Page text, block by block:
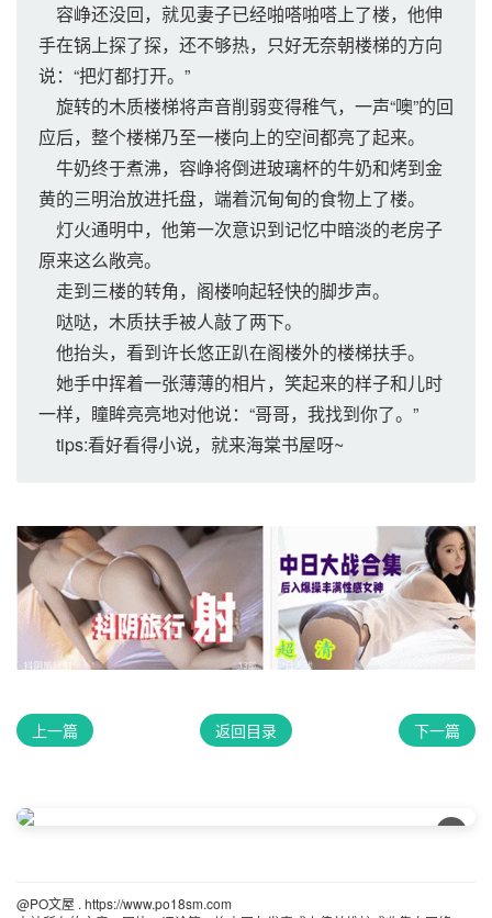
容峥还没回，就见妻子已经啪嗒啪嗒上了楼，他伸
手在锅上探了探，还不够热，只好无奈朝楼梯的方向
说：“把灯都打开。”
旋转的木质楼梯将声音削弱变得稚气，一声“噢”的回
应后，整个楼梯乃至一楼向上的空间都亮了起来。
牛奶终于煮沸，容峥将倒进玻璃杯的牛奶和烤到金
黄的三明治放进托盘，端着沉甸甸的食物上了楼。
灯火通明中，他第一次意识到记忆中暗淡的老房子
原来这么敞亮。
走到三楼的转角，阁楼响起轻快的脚步声。
哒哒，木质扶手被人敲了两下。
他抬头，看到许长悠正趴在阁楼外的楼梯扶手。
她手中挥着一张薄薄的相片，笑起来的样子和儿时
一样，瞳眸亮亮地对他说：“哥哥，我找到你了。”
tips:看好看得小说，就来海棠书屋呀~
上一篇 返回目录 下一篇
×
@PO文屋 . https://www.po18sm.com